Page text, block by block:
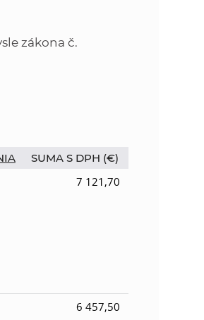
zákona č.
SUMA S DPH (€)
7 121,70
6 457,50